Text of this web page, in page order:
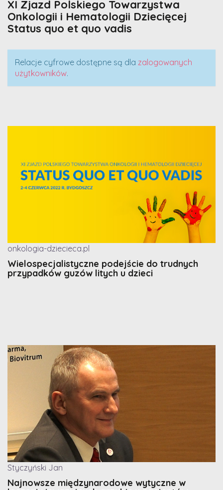
XI Zjazd Polskiego Towarzystwa
Onkologii i Hematologii Dziecięcej
Status quo et quo vadis
Relacje cyfrowe dostępne są dla zalogowanych
użytkowników.
onkologia-dziecieca.pl
Wielospecjalistyczne podejście do trudnych
przypadków guzów litych u dzieci
Styczyński Jan
Najnowsze międzynarodowe wytyczne w